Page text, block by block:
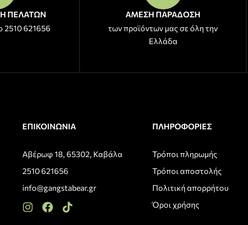
ΠΕΛΑΤΩΝ
2510 621656
ΑΜΕΣΗ ΠΑΡΑΔΟΣΗ
των προϊόντων μας σε όλη την
Ελλάδα
ΕΠΙΚΟΙΝΩΝΙΑ
Αβέρωφ 18, 65302, Καβάλα
2510 621656
info@gangstabear.gr
ΠΛΗΡΟΦΟΡΙΕΣ
Τρόποι πληρωμής
Τρόποι αποστολής
Πολιτική απορρήτου
Όροι χρήσης